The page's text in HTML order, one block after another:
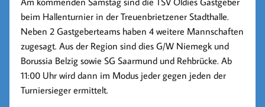
beim Hallenturnier in der Treuenbrietzener Stadthalle.
Neben 2 Gastgeberteams haben 4 weitere Mannschaften
zugesagt. Aus der Region sind dies G/W Niemegk und
Borussia Belzig sowie SG Saarmund und Rehbrücke. Ab
11:00 Uhr wird dann im Modus jeder gegen jeden der
Turniersieger ermittelt.